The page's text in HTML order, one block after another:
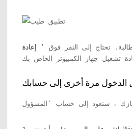
تحتاج إلى النقر فوق ' إعادة